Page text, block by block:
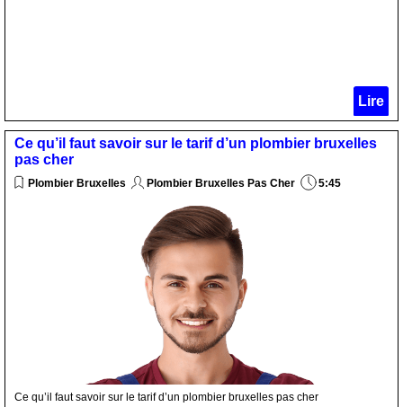
Lire
Ce qu’il faut savoir sur le tarif d’un plombier bruxelles
pas cher
Plombier Bruxelles Plombier Bruxelles Pas Cher 5:45
Ce qu’il faut savoir sur le tarif d’un plombier bruxelles pas cher